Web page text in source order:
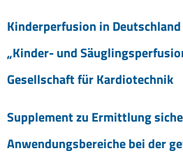
Kinderperfusion in
„Kinder- und
Gesellschaft für Kardiotechnik
Supplement zu Ermittlung
Anwendungsbereiche bei der